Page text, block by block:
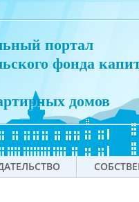
портал
фонда
домов